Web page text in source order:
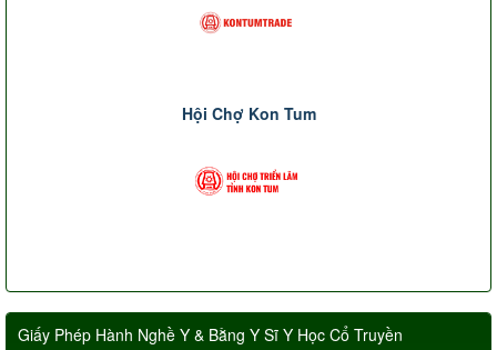
Hội Chợ Kon Tum
Giấy Phép Hành Nghề Y & Bằng Y Sĩ Y Học Cổ Truyền